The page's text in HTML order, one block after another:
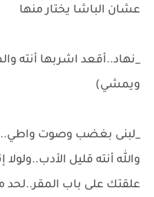
عشان الباشا يختار منها
_نهاد..أقعد اشربها أنته
ويمشي)
_لبنى بغضب وصوت
والله أنته قليل الأدب..ولولا
علقتك على باب المقر..لحد